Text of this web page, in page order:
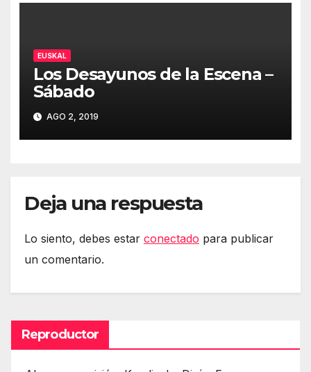
EUSKAL
Los Desayunos de la Escena –
Sábado
AGO 2, 2019
Deja una respuesta
Lo siento, debes estar conectado para publicar
un comentario.
Reproductor